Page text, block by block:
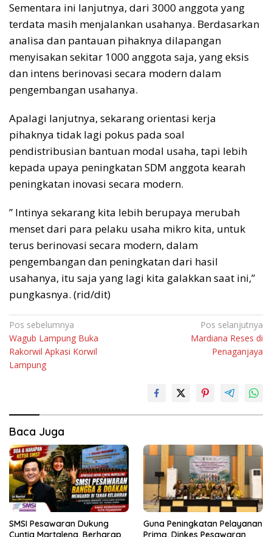
Sementara ini lanjutnya, dari 3000 anggota yang
terdata masih menjalankan usahanya. Berdasarkan
analisa dan pantauan pihaknya dilapangan
menyisakan sekitar 1000 anggota saja, yang eksis
dan intens berinovasi secara modern dalam
pengembangan usahanya.
Apalagi lanjutnya, sekarang orientasi kerja
pihaknya tidak lagi pokus pada soal
pendistribusian bantuan modal usaha, tapi lebih
kepada upaya peningkatan SDM anggota kearah
peningkatan inovasi secara modern.
” Intinya sekarang kita lebih berupaya merubah
menset dari para pelaku usaha mikro kita, untuk
terus berinovasi secara modern, dalam
pengembangan dan peningkatan dari hasil
usahanya, itu saja yang lagi kita galakkan saat ini,”
pungkasnya. (rid/dit)
Navigasi
pos
Pos sebelumnya
Wagub Lampung Buka
Rakorwil Apkasi Korwil
Lampung
Pos selanjutnya
Mardiana Reses di
Penaganjaya
Baca Juga
SMSI Pesawaran Dukung
Cyntia Martalena, Berharap
Guna Peningkatan Pelayanan
Prima, Dinkes Pesawaran